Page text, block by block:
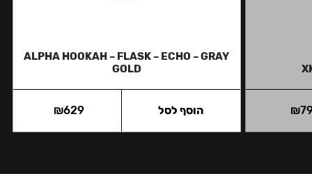
₪
ALPHA HOOKAH – FLASK – ECHO – GRAY
GOLD
₪629 הוסף לסל